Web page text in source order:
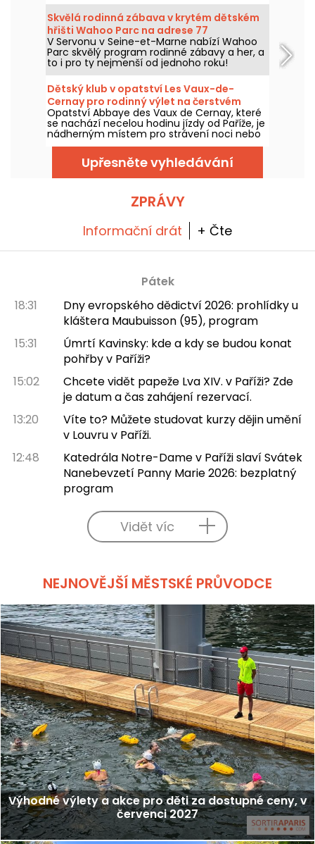
Skvělá rodinná zábava v krytém dětském
hřišti Wahoo Parc na adrese 77
V Servonu v Seine-et-Marne nabízí Wahoo
Parc skvělý program rodinné zábavy a her, a
to i pro ty nejmenší od jednoho roku!
Program zahrnuje neuvěřitelný hrací koutek
s trampolínami, skluzavkami a dokonce i
sopkou, na kterou se dá vylézt.
Dětský klub v opatství Les Vaux-de-
Cernay pro rodinný výlet na čerstvém
vzduchu
Opatství Abbaye des Vaux de Cernay, které
se nachází necelou hodinu jízdy od Paříže, je
nádherným místem pro strávení noci nebo
víkendu. Je to ideální místo pro romantický
víkend, ale také idylické místo pro rodiny s
dětmi s přírodou všude kolem.
Upřesněte vyhledávání
ZPRÁVY
Informační drát + Čte
Pátek
18:31
Dny evropského dědictví 2026: prohlídky u
kláštera Maubuisson (95), program
15:31
Úmrtí Kavinsky: kde a kdy se budou konat
pohřby v Paříži?
15:02
Chcete vidět papeže Lva XIV. v Paříži? Zde
je datum a čas zahájení rezervací.
13:20
Víte to? Můžete studovat kurzy dějin umění
v Louvru v Paříži.
12:48
Katedrála Notre-Dame v Paříži slaví Svátek
Nanebevzetí Panny Marie 2026: bezplatný
program
Vidět víc
NEJNOVĚJŠÍ MĚSTSKÉ PRŮVODCE
Výhodné výlety a akce pro děti za dostupné ceny, v
červenci 2027